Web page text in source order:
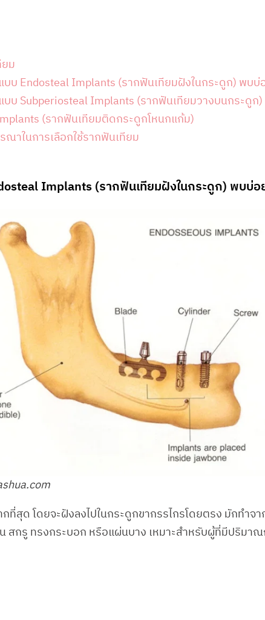
ม
บบ Endosteal Implants (รากฟันเทียมฝังในกระดูก) พบบ่
บ Subperiosteal Implants (รากฟันเทียมวางบนกระดูก)
(รากฟันเทียมติดกระดูกโหนกแก้ม)
าในการเลือกใช้รากฟันเทียม
Implants (รากฟันเทียมฝังในกระดูก) พบบ่อ
ที่สุด โดยจะฝังลงไปในกระดูกขากรรไกรโดยตรง มักทำจา
สกรู ทรงกระบอก หรือแผ่นบาง เหมาะสำหรับผู้ที่มีปริมา